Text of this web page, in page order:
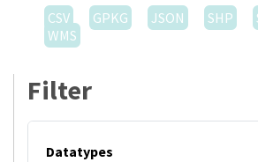
CSV
GPKG JSON SHP
WMS
Filter
Datatypes